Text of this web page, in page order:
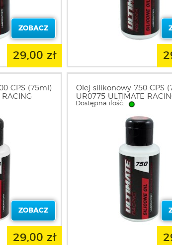
ZOBACZ
29,00 zł
CPS (75ml)
RACING
ZOBACZ
29,00 zł
Olej silikonowy 750 CPS
UR0775 ULTIMATE
Dostępna ilość: